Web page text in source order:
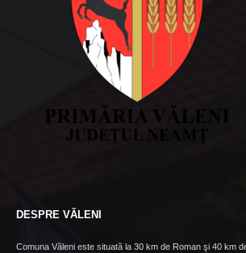
DESPRE VĂLENI
Comuna Văleni este situată la 30 km de Roman şi 40 km